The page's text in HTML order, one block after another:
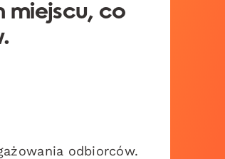
miejscu, co
odbiorców.